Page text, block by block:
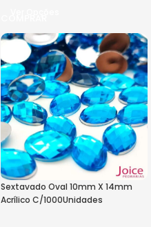
Sextavado Oval 10mm X 14mm
Acrílico C/1000Unidades